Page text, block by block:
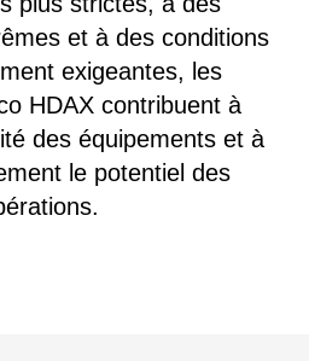
et à des conditions
exigeantes, les
HDAX contribuent à
des équipements et à
le potentiel des